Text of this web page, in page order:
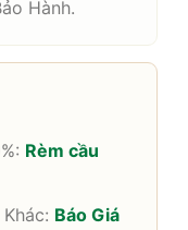
Hành.
Rèm cầu
Báo Giá